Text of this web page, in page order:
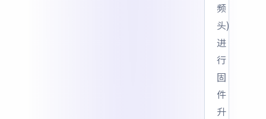
频
头)
进
行
固
件
升